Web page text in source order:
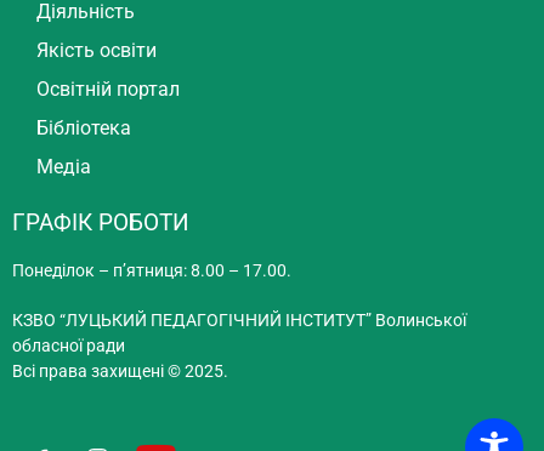
Діяльність
Якість освіти
Освітній портал
Бібліотека
Медіа
ГРАФІК РОБОТИ
Понеділок – п’ятниця: 8.00 – 17.00.
КЗВО “ЛУЦЬКИЙ ПЕДАГОГІЧНИЙ ІНСТИТУТ” Волинської
обласної ради
Всі права захищені © 2025.